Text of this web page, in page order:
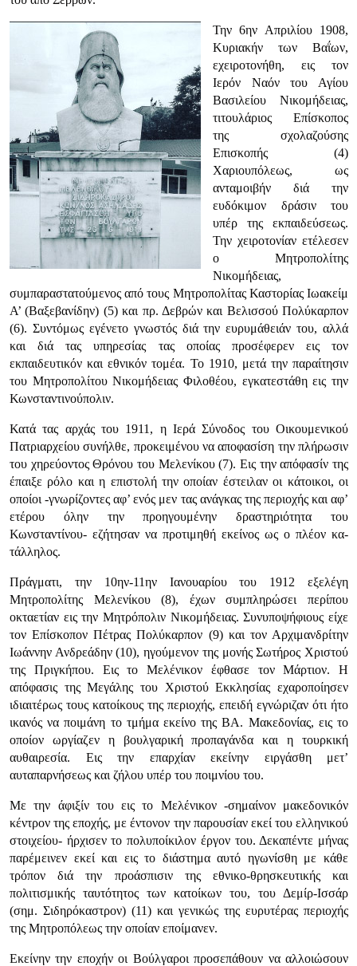
Την 6ην Απριλίου 1908,
Κυριακήν των Βαΐων,
εχειροτονήθη, εις τον
Ιερόν Ναόν του Αγίου
Βασιλείου Νικομήδειας,
τιτουλάριος Επίσκοπος
της σχολαζούσης
Επισκοπής (4)
Χαριουπόλεως, ως
ανταμοιβήν διά την
ευδόκιμον δράσιν του
υπέρ της εκπαιδεύσεως.
Την χειροτονίαν ετέλεσεν
ο Μη­τροπολίτης
Νικομήδειας,
συμπαραστατούμενος από τους Μητροπολίτας Καστορίας Ιωακείμ
Α’ (Βαξεβανίδην) (5) και πρ. Δεβρών και Βελισσού Πολύ­καρπον
(6). Συντόμως εγένετο γνωστός διά την ευρυμάθειάν του, αλλά
και διά τας υπηρεσίας τας οποίας προσέφερεν εις τον
εκπαιδευτικόν και εθνι­κόν τομέα. Το 1910, μετά την παραίτησιν
του Μητροπολίτου Νικομήδειας Φιλοθέου, εγκατεστάθη εις την
Κωνσταντινούπολιν.
Κατά τας αρχάς του 1911, η Ιερά Σύνοδος του Οικουμενικού
Πατριαρχείου συνήλθε, προκειμένου να αποφασίση την πλήρωσιν
του χηρεύοντος Θρόνου του Μελενίκου (7). Εις την απόφασίν της
έπαιξε ρόλο και η επιστολή την οποίαν έστειλαν οι κάτοικοι, οι
οποίοι -γνωρίζοντες αφ’ ενός μεν τας ανάγκας της περιοχής και αφ’
ετέρου όλην την προηγουμένην δραστηριό­τητα του
Κωνσταντίνου- εζήτησαν να προτιμηθή εκείνος ως ο πλέον κα­
τάλληλος.
Πράγματι, την 10ην-11ην Ιανουαρίου του 1912 εξελέγη
Μητροπολίτης Μελενίκου (8), έχων συμπληρώσει περίπου
οκταετίαν εις την Μητρόπολιν Νι­κομήδειας. Συνυποψήφιους είχε
τον Επίσκοπον Πέτρας Πολύκαρπον (9) και τον Αρχιμανδρίτην
Ιωάννην Ανδρεάδην (10), ηγούμενον της μονής Σωτήρος Χριστού
της Πριγκήπου. Εις το Μελένικον έφθασε τον Μάρτιον. Η
απόφασις της Μεγάλης του Χριστού Εκκλησίας εχαροποίησεν
ιδιαιτέρως τους κατοίκους της περιοχής, επειδή εγνώριζαν ότι ήτο
ικανός να ποιμάνη το τμήμα εκείνο της ΒΑ. Μακεδονίας, εις το
οποίον ωργίαζεν η βουλγαρική προπαγάνδα και η τουρκική
αυθαιρεσία. Εις την επαρχίαν εκείνην ειργάσθη μετ’
αυταπαρνήσεως και ζήλου υπέρ του ποιμνίου του.
Με την άφιξίν του εις το Μελένικον -σημαίνον μακεδονικόν
κέντρον της εποχής, με έντονον την παρουσίαν εκεί του ελληνικού
στοιχείου- ήρχισεν το πολυποίκιλον έργον του. Δεκαπέντε μήνας
παρέμεινεν εκεί και εις το διάστημα αυτό ηγωνίσθη με κάθε
τρόπον διά την προάσπισιν της εθνικο-θρησκευτικής και
πολιτισμικής ταυτότητος των κατοίκων του, του Δεμίρ-Ισσάρ
(σημ. Σιδηρόκαστρον) (11) και γενικώς της ευρυτέρας περιοχής
της Μητροπόλεως την οποίαν εποίμανεν.
Εκείνην την εποχήν οι Βούλγαροι προσεπάθουν να αλλοιώσουν